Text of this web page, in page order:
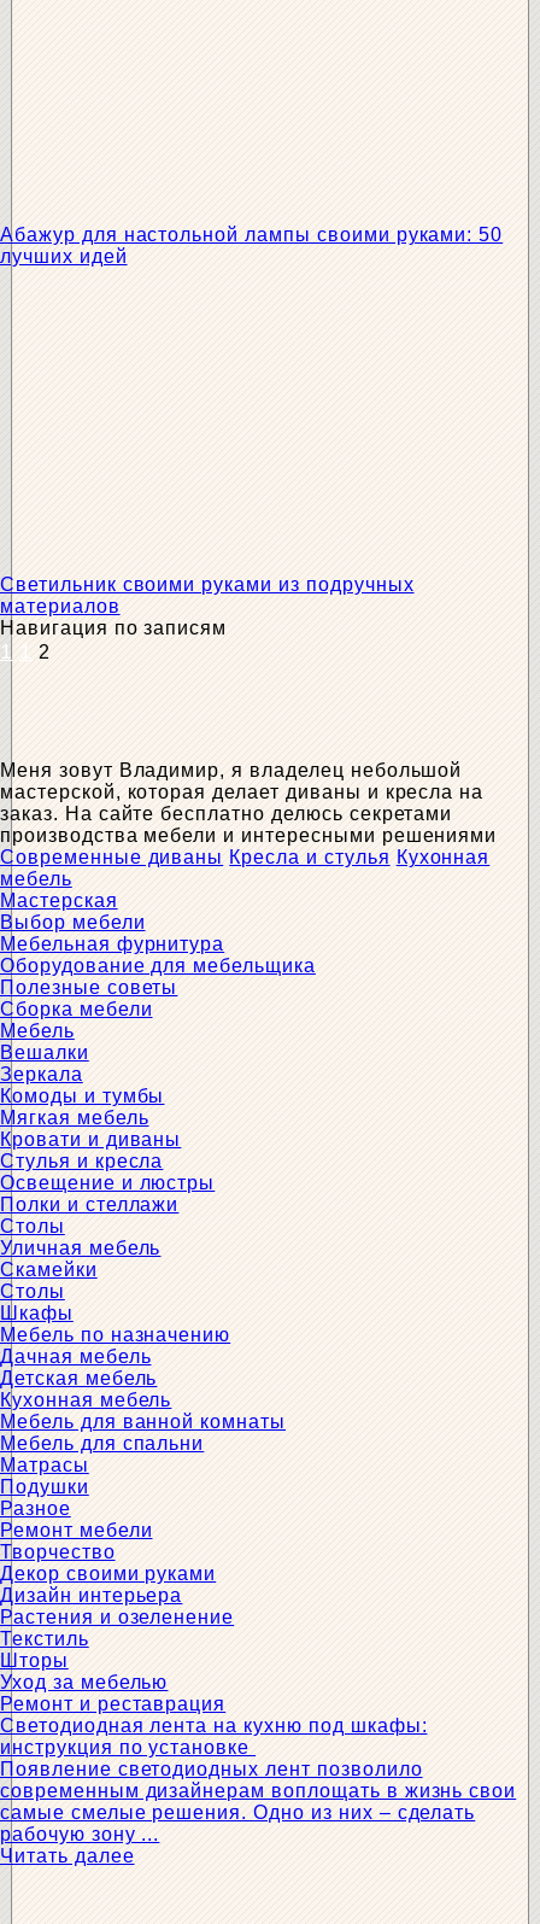
Абажур для настольной лампы своими руками: 50
лучших идей
Светильник своими руками из подручных
материалов
Навигация по записям
1 1 2
Меня зовут Владимир, я владелец небольшой
мастерской, которая делает диваны и кресла на
заказ. На сайте бесплатно делюсь секретами
производства мебели и интересными решениями
Современные диваны Кресла и стулья Кухонная
мебель
Мастерская
Выбор мебели
Мебельная фурнитура
Оборудование для мебельщика
Полезные советы
Сборка мебели
Мебель
Вешалки
Зеркала
Комоды и тумбы
Мягкая мебель
Кровати и диваны
Стулья и кресла
Освещение и люстры
Полки и стеллажи
Столы
Уличная мебель
Скамейки
Столы
Шкафы
Мебель по назначению
Дачная мебель
Детская мебель
Кухонная мебель
Мебель для ванной комнаты
Мебель для спальни
Матрасы
Подушки
Разное
Ремонт мебели
Творчество
Декор своими руками
Дизайн интерьера
Растения и озеленение
Текстиль
Шторы
Уход за мебелью
Ремонт и реставрация
Светодиодная лента на кухню под шкафы:
инструкция по установке
Появление светодиодных лент позволило
современным дизайнерам воплощать в жизнь свои
самые смелые решения. Одно из них – сделать
рабочую зону ...
Читать далее